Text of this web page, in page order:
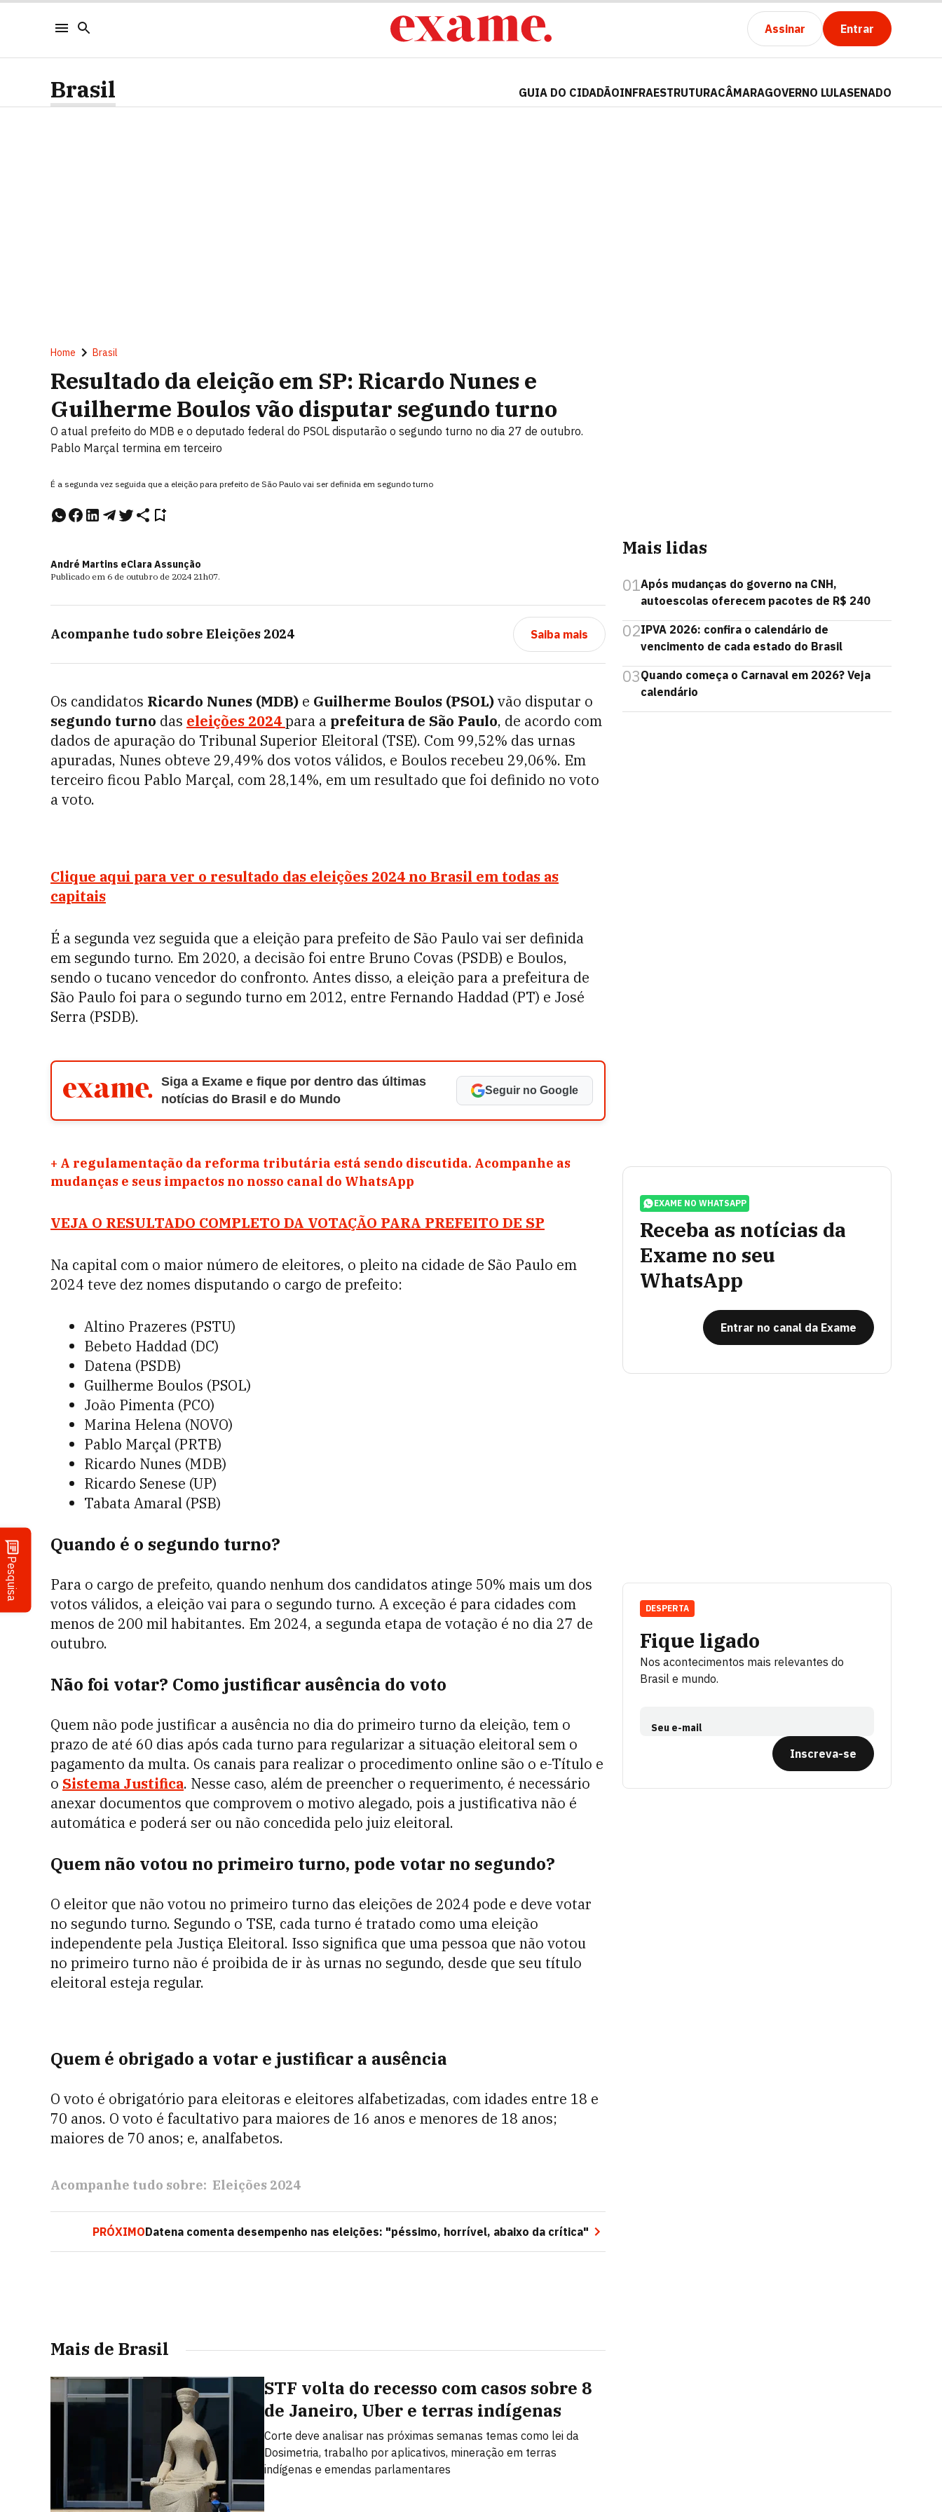
Assinar Entrar
Pesquisa
Brasil GUIA DO CIDADÃOINFRAESTRUTURACÂMARAGOVERNO LULASENADO
Home Brasil
Resultado da eleição em SP: Ricardo Nunes e
Guilherme Boulos vão disputar segundo turno
O atual prefeito do MDB e o deputado federal do PSOL disputarão o segundo turno no dia 27 de outubro.
Pablo Marçal termina em terceiro
É a segunda vez seguida que a eleição para prefeito de São Paulo vai ser definida em segundo turno
André Martins eClara Assunção
Publicado em 6 de outubro de 2024 21h07.
Acompanhe tudo sobre Eleições 2024 Saiba mais
Os candidatos Ricardo Nunes (MDB) e Guilherme Boulos (PSOL)vão disputar o
segundo turno das eleições 2024para a prefeitura de São Paulo, de acordo com
dados de apuração do Tribunal Superior Eleitoral (TSE). Com 99,52% das urnas
apuradas, Nunes obteve 29,49% dos votos válidos, e Boulos recebeu 29,06%. Em
terceiro ficou Pablo Marçal, com 28,14%, em um resultado que foi definido no voto
a voto.
Clique aqui para ver o resultado das eleições 2024 no Brasil em todas as
capitais
É a segunda vez seguida que a eleição para prefeito de São Paulo vai ser definida
em segundo turno. Em 2020, a decisão foi entre Bruno Covas (PSDB) e Boulos,
sendo o tucano vencedor do confronto. Antes disso, a eleição para a prefeitura de
São Paulo foi para o segundo turno em 2012, entre Fernando Haddad (PT) e José
Serra (PSDB).
Siga a Exame e fique por dentro das últimas
notícias do Brasil e do Mundo
Seguir no Google
+ A regulamentação da reforma tributária está sendo discutida. Acompanhe as
mudanças e seus impactos no nosso canal do WhatsApp
VEJA O RESULTADO COMPLETO DA VOTAÇÃO PARA PREFEITO DE SP
Na capital com o maior número de eleitores, o pleito na cidade de São Paulo em
2024 teve dez nomes disputando o cargo de prefeito:
Altino Prazeres (PSTU)
Bebeto Haddad (DC)
Datena (PSDB)
Guilherme Boulos (PSOL)
João Pimenta (PCO)
Marina Helena (NOVO)
Pablo Marçal (PRTB)
Ricardo Nunes (MDB)
Ricardo Senese (UP)
Tabata Amaral (PSB)
Quando é o segundo turno?
Para o cargo de prefeito, quando nenhum dos candidatos atinge 50% mais um dos
votos válidos, a eleição vai para o segundo turno. A exceção é para cidades com
menos de 200 mil habitantes. Em 2024, a segunda etapa de votação é no dia 27 de
outubro.
Não foi votar? Como justificar ausência do voto
Quem não pode justificar a ausência no dia do primeiro turno da eleição, tem o
prazo de até 60 dias após cada turno para regularizar a situação eleitoral sem o
pagamento da multa. Os canais para realizar o procedimento online são o e-Título e
o Sistema Justifica. Nesse caso, além de preencher o requerimento, é necessário
anexar documentos que comprovem o motivo alegado, pois a justificativa não é
automática e poderá ser ou não concedida pelo juiz eleitoral.
Quem não votou no primeiro turno, pode votar no segundo?
O eleitor que não votou no primeiro turno das eleições de 2024 pode e deve votar
no segundo turno. Segundo o TSE, cada turno é tratado como uma eleição
independente pela Justiça Eleitoral. Isso significa que uma pessoa que não votou
no primeiro turno não é proibida de ir às urnas no segundo, desde que seu título
eleitoral esteja regular.
Quem é obrigado a votar e justificar a ausência
O voto é obrigatório para eleitoras e eleitores alfabetizadas, com idades entre 18 e
70 anos. O voto é facultativo para maiores de 16 anos e menores de 18 anos;
maiores de 70 anos; e, analfabetos.
Acompanhe tudo sobre: Eleições 2024
PRÓXIMODatena comenta desempenho nas eleições: "péssimo, horrível, abaixo da crítica"
Mais de Brasil
STF volta do recesso com casos sobre 8
de Janeiro, Uber e terras indígenas
Corte deve analisar nas próximas semanas temas como lei da
Dosimetria, trabalho por aplicativos, mineração em terras
indígenas e emendas parlamentares
Mais lidas
01Após mudanças do governo na CNH,
autoescolas oferecem pacotes de R$ 240
02IPVA 2026: confira o calendário de
vencimento de cada estado do Brasil
03Quando começa o Carnaval em 2026? Veja
calendário
EXAME NO WHATSAPP
Receba as notícias da
Exame no seu
WhatsApp
Entrar no canal da Exame
Fique ligado
Nos acontecimentos mais relevantes do
Brasil e mundo.
Seu e-mail
Inscreva-se
DESPERTA